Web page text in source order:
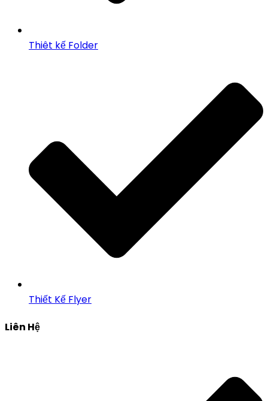
Thiêt kế Folder
Thiết Kế Flyer
Liên Hệ